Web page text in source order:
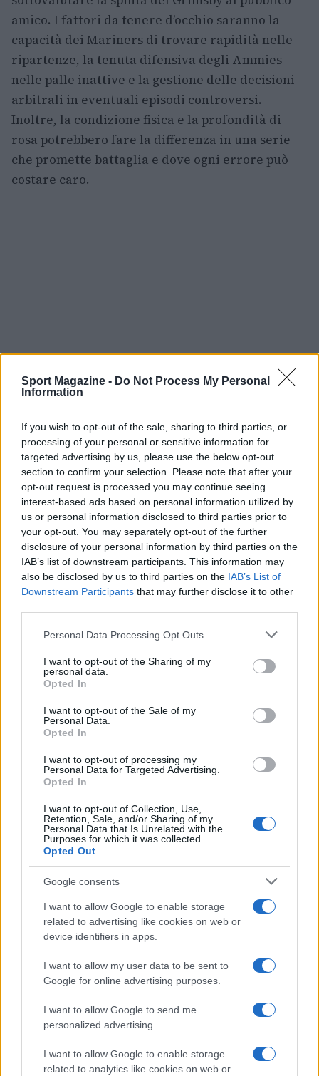
Sport Magazine - Do Not Process My Personal
Information
If you wish to opt-out of the sale, sharing to third parties, or
processing of your personal or sensitive information for
targeted advertising by us, please use the below opt-out
section to confirm your selection. Please note that after your
opt-out request is processed you may continue seeing
interest-based ads based on personal information utilized by
us or personal information disclosed to third parties prior to
your opt-out. You may separately opt-out of the further
disclosure of your personal information by third parties on the
IAB’s list of downstream participants. This information may
also be disclosed by us to third parties on the IAB’s List of
Downstream Participants that may further disclose it to other
Please note that this website/app uses one or more Google
not limited to your visit or usage behaviour. You may click to
grant or deny consent to Google and its third-party tags to
use your data for below specified purposes in below Google
consent section.
Personal Data Processing Opt Outs
I want to opt-out of the Sharing of my
personal data.
Opted In
I want to opt-out of the Sale of my
Personal Data.
Opted In
I want to opt-out of processing my
Personal Data for Targeted Advertising.
Opted In
I want to opt-out of Collection, Use,
Retention, Sale, and/or Sharing of my
Personal Data that Is Unrelated with the
Purposes for which it was collected.
Opted Out
Google consents
I want to allow Google to enable storage
related to advertising like cookies on web or
device identifiers in apps.
I want to allow my user data to be sent to
Google for online advertising purposes.
I want to allow Google to send me
personalized advertising.
I want to allow Google to enable storage
related to analytics like cookies on web or
amico. I fattori da tenere d’occhio saranno la
capacità dei Mariners di trovare rapidità nelle
ripartenze, la tenuta difensiva degli Ammies
nelle palle inattive e la gestione delle decisioni
arbitrali in eventuali episodi controversi.
Inoltre, la condizione fisica e la profondità di
rosa potrebbero fare la differenza in una serie
che promette battaglia e dove ogni errore può
costare caro.
AUTORE
Francesca Lombardi
Francesca Lombardi, fiorentina, prese appunti
tecnici dal primo box di un circuito toscano e
da allora firma approfondimenti sui motori. In
redazione sostiene un approccio metodico
alle prove su pista, cura il format 'tecnica e
cronaca' e conserva i fogli di appunti del
Continua a leggere
CALCIO